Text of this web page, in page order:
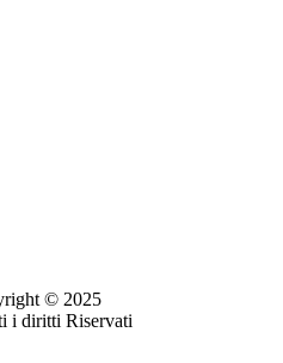
© 2025
i diritti Riservati